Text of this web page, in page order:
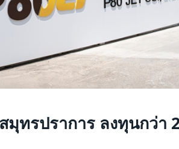
มุทรปราการ ลงทุนกว่า